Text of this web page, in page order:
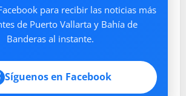
para recibir las noticias más
de Puerto Vallarta y Bahía de
Banderas al instante.
Síguenos en Facebook